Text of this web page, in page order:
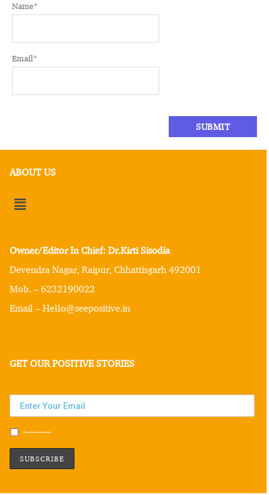
Name*
Email*
ABOUT US
Owner/Editor In Chief: Dr.Kirti Sisodia
Devendra Nagar, Raipur, Chhattisgarh 492001
Mob. – 6232190022
Email – Hello@seepositive.in
GET OUR POSITIVE STORIES
Subscribe to our newsletter